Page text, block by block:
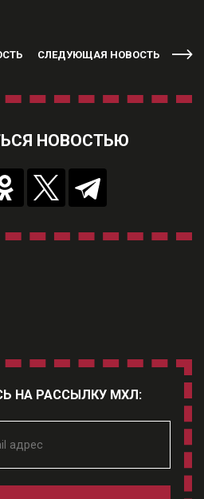
СЛЕДУЮЩАЯ НОВОСТЬ
НОВОСТЬЮ
НА РАССЫЛКУ МХЛ: